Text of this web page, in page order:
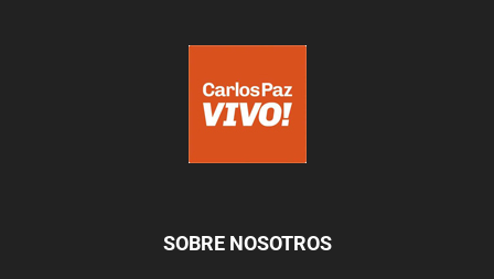
SOBRE NOSOTROS